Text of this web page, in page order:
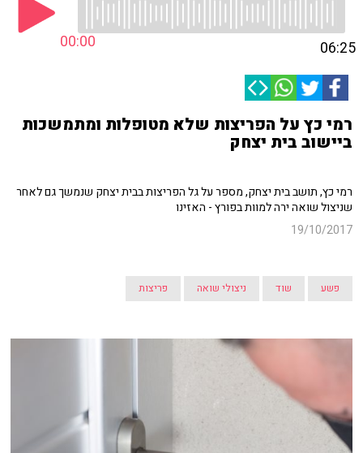
00:00 06:25
רמי כץ על הפריצות שלא מטופלות ומתמשכות
ביישוב בית יצחק
רמי כץ, תושב בית יצחק, מספר על גל הפריצות בבית יצחק שנמשך גם לאחר
שניצול שואה ירה למוות בפורץ - האזינו
19/10/2017
פשע שוד ניצולי שואה פריצות